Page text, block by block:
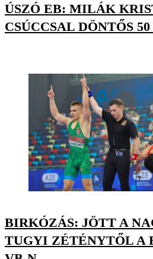
ÚSZÓ EB: MILÁK
CSÚCCSAL DÖNTŐS
BIRKÓZÁS: JÖTT A
TUGYI ZÉTÉNYTŐL A